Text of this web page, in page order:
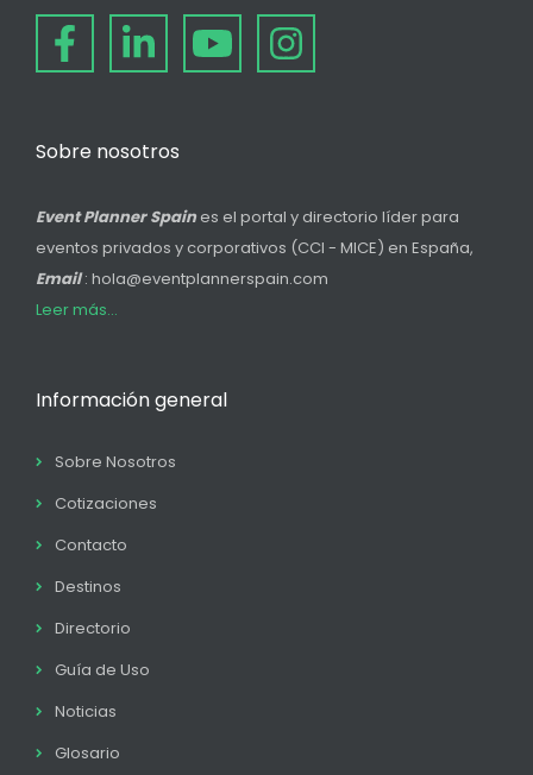
Sobre nosotros
Event Planner Spain es el portal y directorio líder para
eventos privados y corporativos (CCI - MICE) en España,
Email: hola@eventplannerspain.com
Leer más...
Información general
Sobre Nosotros
Cotizaciones
Contacto
Destinos
Directorio
Guía de Uso
Noticias
Glosario